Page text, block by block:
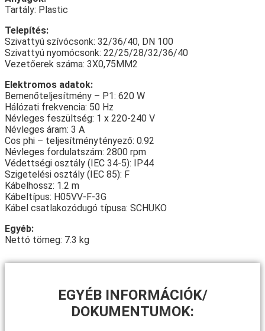
Tartály: Plastic
Telepítés:
Szivattyú szívócsonk: 32/36/40, DN 100
Szivattyú nyomócsonk: 22/25/28/32/36/40
Vezetőerek száma: 3X0,75MM2
Elektromos adatok:
Bemenőteljesítmény – P1: 620 W
Hálózati frekvencia: 50 Hz
Névleges feszültség: 1 x 220-240 V
Névleges áram: 3 A
Cos phi – teljesítménytényező: 0.92
Névleges fordulatszám: 2800 rpm
Védettségi osztály (IEC 34-5): IP44
Szigetelési osztály (IEC 85): F
Kábelhossz: 1.2 m
Kábeltípus: H05VV-F-3G
Kábel csatlakozódugó típusa: SCHUKO
Egyéb:
Nettó tömeg: 7.3 kg
EGYÉB INFORMÁCIÓK/
DOKUMENTUMOK: